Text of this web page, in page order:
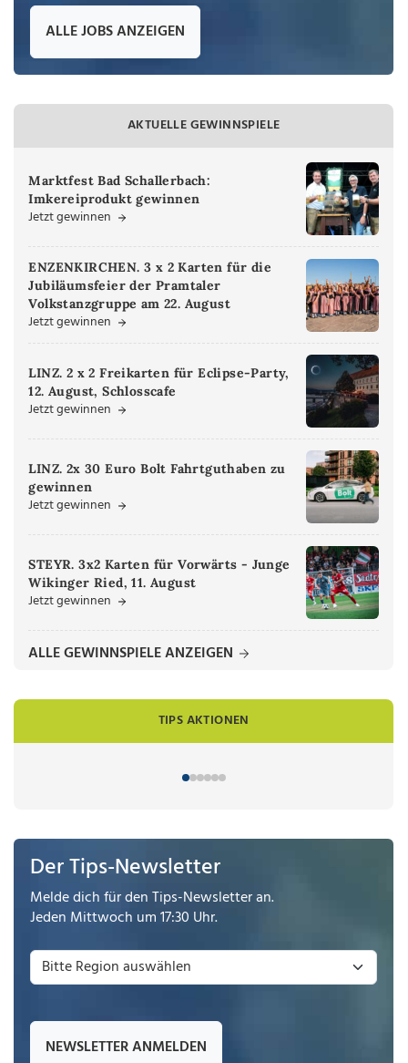
ALLE JOBS ANZEIGEN
AKTUELLE GEWINNSPIELE
Marktfest Bad Schallerbach:
Imkereiprodukt gewinnen
Jetzt gewinnen
ENZENKIRCHEN. 3 x 2 Karten für die
Jubiläumsfeier der Pramtaler
Volkstanzgruppe am 22. August
Jetzt gewinnen
LINZ. 2 x 2 Freikarten für Eclipse-Party,
12. August, Schlosscafe
Jetzt gewinnen
LINZ. 2x 30 Euro Bolt Fahrtguthaben zu
gewinnen
Jetzt gewinnen
STEYR. 3x2 Karten für Vorwärts - Junge
Wikinger Ried, 11. August
Jetzt gewinnen
ALLE GEWINNSPIELE ANZEIGEN
TIPS AKTIONEN
Der Tips-Newsletter
Melde dich für den Tips-Newsletter an.
Jeden Mittwoch um 17:30 Uhr.
NEWSLETTER ANMELDEN